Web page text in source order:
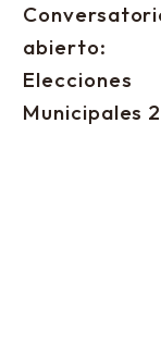
abierto:
Elecciones
Municipales